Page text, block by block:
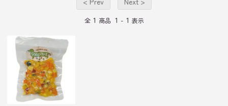
全 1 商品 1 - 1 表示